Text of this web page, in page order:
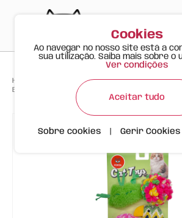
Happy Meow Produtos > >
Brinquedos para Gato, Conjunto de 6 - Edição
Cookies
Ao navegar no nosso site está a
sua utilização. Saiba mais sobre o
Ver condições
Aceitar tudo
Sobre cookies Gerir Cookies